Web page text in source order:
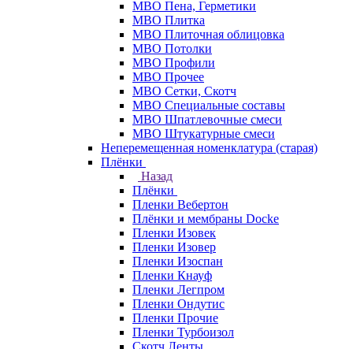
МВО Пена, Герметики
МВО Плитка
МВО Плиточная облицовка
МВО Потолки
МВО Профили
МВО Прочее
МВО Сетки, Скотч
МВО Специальные составы
МВО Шпатлевочные смеси
МВО Штукатурные смеси
Неперемещенная номенклатура (старая)
Плёнки
Назад
Плёнки
Пленки Вебертон
Плёнки и мембраны Docke
Пленки Изовек
Пленки Изовер
Пленки Изоспан
Пленки Кнауф
Пленки Легпром
Пленки Ондутис
Пленки Прочие
Пленки Турбоизол
Скотч Ленты